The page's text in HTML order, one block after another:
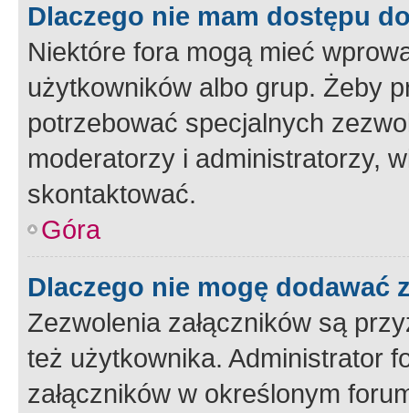
Dlaczego nie mam dostępu
Niektóre fora mogą mieć
użytkowników albo grup. Żeby
potrzebować specjalnych
moderatorzy i administratorzy,
skontaktować.
Góra
Dlaczego nie mogę dodawać
Zezwolenia załączników są
też użytkownika. Administrator
załączników w określonym